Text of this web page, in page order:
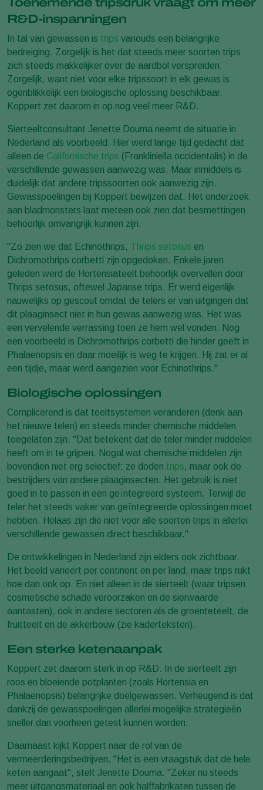
R&D-inspanningen
In tal van gewassen is trips vanouds een belangrijke
bedreiging. Zorgelijk is het dat steeds meer soorten trips
zich steeds makkelijker over de aardbol verspreiden.
Zorgelijk, want niet voor elke tripssoort in elk gewas is
ogenblikkelijk een biologische oplossing beschikbaar.
Koppert zet daarom in op nog veel meer R&D.
Sierteeltconsultant Jenette Douma neemt de situatie in
Nederland als voorbeeld. Hier werd lange tijd gedacht dat
alleen de Californische trips (Frankliniella occidentalis) in de
verschillende gewassen aanwezig was. Maar inmiddels is
duidelijk dat andere tripssoorten ook aanwezig zijn.
Gewasspoelingen bij Koppert bewijzen dat. Het onderzoek
aan bladmonsters laat meteen ook zien dat besmettingen
behoorlijk omvangrijk kunnen zijn.
"Zo zien we dat Echinothrips, Thrips setosus en
Dichromothrips corbetti zijn opgedoken. Enkele jaren
geleden werd de Hortensiateelt behoorlijk overvallen door
Thrips setosus, oftewel Japanse trips. Er werd eigenlijk
nauwelijks op gescout omdat de telers er van uitgingen dat
dit plaaginsect niet in hun gewas aanwezig was. Het was
een vervelende verrassing toen ze hem wel vonden. Nog
een voorbeeld is Dichromothrips corbetti die hinder geeft in
Phalaenopsis en daar moeilijk is weg te krijgen. Hij zat er al
een tijdje, maar werd aangezien voor Echinothrips."
Biologische oplossingen
Complicerend is dat teeltsystemen veranderen (denk aan
het nieuwe telen) en steeds minder chemische middelen
toegelaten zijn. "Dat betekent dat de teler minder middelen
heeft om in te grijpen. Nogal wat chemische middelen zijn
bovendien niet erg selectief; ze doden trips, maar ook de
bestrijders van andere plaaginsecten. Het gebruik is niet
goed in te passen in een geïntegreerd systeem. Terwijl de
teler het steeds vaker van geïntegreerde oplossingen moet
hebben. Helaas zijn die niet voor alle soorten trips in allerlei
verschillende gewassen direct beschikbaar."
De ontwikkelingen in Nederland zijn elders ook zichtbaar.
Het beeld varieert per continent en per land, maar trips rukt
hoe dan ook op. En niet alleen in de sierteelt (waar tripsen
cosmetische schade veroorzaken en de sierwaarde
aantasten), ook in andere sectoren als de groenteteelt, de
fruitteelt en de akkerbouw (zie kaderteksten).
Een sterke ketenaanpak
Koppert zet daarom sterk in op R&D. In de sierteelt zijn
roos en bloeiende potplanten (zoals Hortensia en
Phalaenopsis) belangrijke doelgewassen. Verheugend is dat
dankzij de gewasspoelingen allerlei mogelijke strategieën
sneller dan voorheen getest kunnen worden.
Daarnaast kijkt Koppert naar de rol van de
vermeerderingsbedrijven. "Het is een vraagstuk dat de hele
keten aangaat", stelt Jenette Douma. "Zeker nu steeds
meer uitgangsmateriaal en ook halffabrikaten tussen de